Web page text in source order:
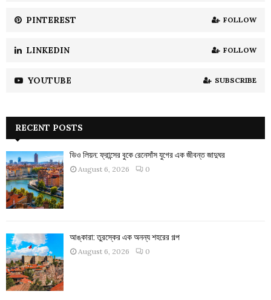
PINTEREST FOLLOW
LINKEDIN FOLLOW
YOUTUBE SUBSCRIBE
RECENT POSTS
ভিও লিয়ন: ফ্রান্সের বুকে রেনেসাঁস যুগের এক জীবন্ত জাদুঘর
August 6, 2026 0
আঙ্কারা: তুরস্কের এক অনন্য শহরের গল্প
August 6, 2026 0